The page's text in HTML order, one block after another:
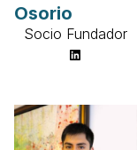
Osorio
Socio Fundador
LinkedIn